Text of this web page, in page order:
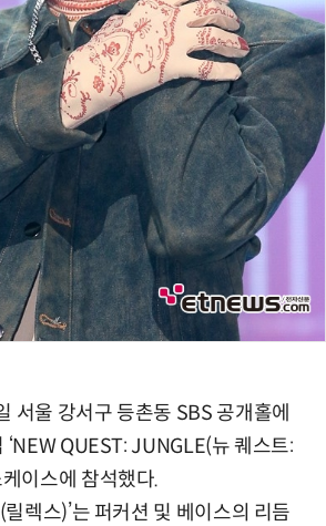
서울 강서구 등촌동 SBS 공개홀에
QUEST: JUNGLE(뉴 퀘스트:
이스에 참석했다.
렉스)’는 퍼커션 및 베이스의 리듬